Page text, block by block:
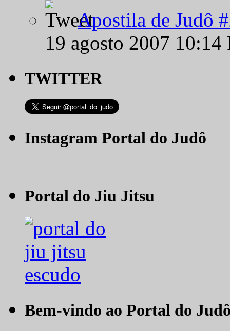
Apostila de Judô
19 agosto 2007
TWITTER
Instagram Portal do Judô
Portal do Jiu Jitsu
Bem-vindo ao Portal do